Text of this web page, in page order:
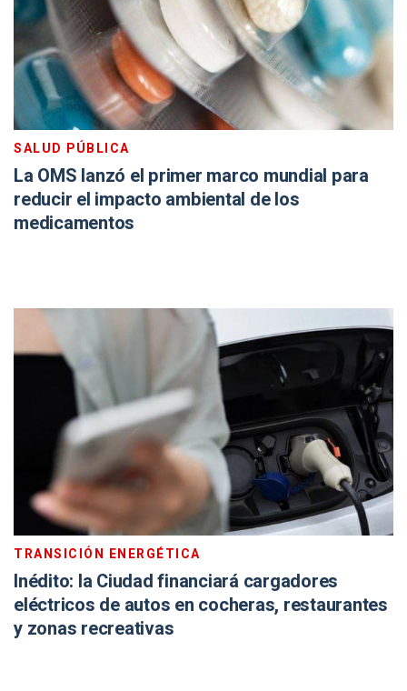
SALUD PÚBLICA
La OMS lanzó el primer marco mundial para
reducir el impacto ambiental de los
medicamentos
TRANSICIÓN ENERGÉTICA
Inédito: la Ciudad financiará cargadores
eléctricos de autos en cocheras, restaurantes
y zonas recreativas